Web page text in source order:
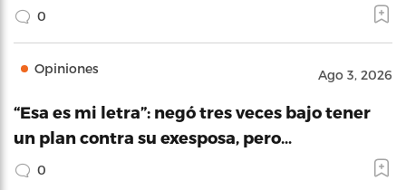
0
Opiniones Ago 3, 2026
“Esa es mi letra”: negó tres veces bajo tener
un plan contra su exesposa, pero…
0